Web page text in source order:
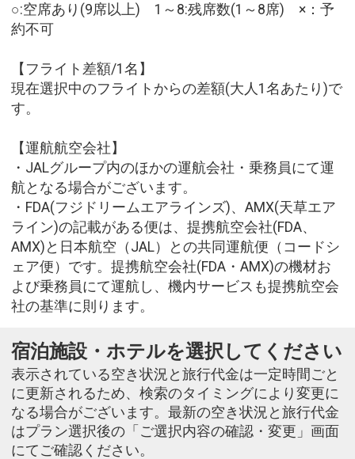
○:空席あり(9席以上) 1～8:残席数(1～8席) ×：予
約不可
【フライト差額/1名】
現在選択中のフライトからの差額(大人1名あたり)で
す。
【運航航空会社】
・JALグループ内のほかの運航会社・乗務員にて運
航となる場合がございます。
・FDA(フジドリームエアラインズ)、AMX(天草エア
ライン)の記載がある便は、提携航空会社(FDA、
AMX)と日本航空（JAL）との共同運航便（コードシ
ェア便）です。提携航空会社(FDA・AMX)の機材お
よび乗務員にて運航し、機内サービスも提携航空会
社の基準に則ります。
宿泊施設・ホテルを選択してください
表示されている空き状況と旅行代金は一定時間ごと
に更新されるため、検索のタイミングにより変更に
なる場合がございます。最新の空き状況と旅行代金
はプラン選択後の「ご選択内容の確認・変更」画面
にてご確認ください。